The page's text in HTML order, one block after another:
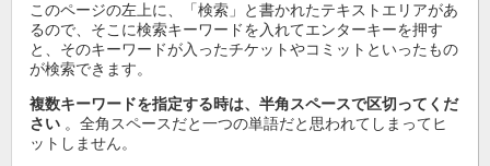
このページの左上に、「検索」と書かれたテキストエリアがあ
るので、そこに検索キーワードを入れてエンターキーを押す
と、そのキーワードが入ったチケットやコミットといったもの
が検索できます。
複数キーワードを指定する時は、半角スペースで区切ってくだ
さい 。全角スペースだと一つの単語だと思われてしまってヒ
ットしません。